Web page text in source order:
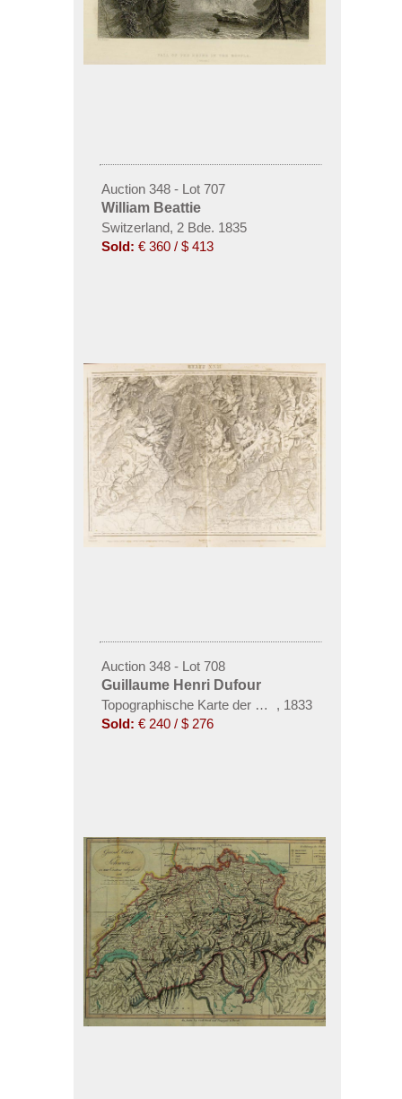
Auction 348 - Lot 707
William Beattie
Switzerland, 2 Bde. 1835
Sold: € 360 / $ 413
Auction 348 - Lot 708
Guillaume Henri Dufour
Topographische Karte der Schweiz, 1833-1863.
, 1833
Sold: € 240 / $ 276